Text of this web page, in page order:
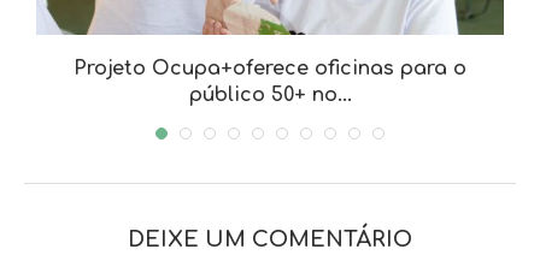
Projeto Ocupa+oferece oficinas para o
público 50+ no...
DEIXE UM COMENTÁRIO